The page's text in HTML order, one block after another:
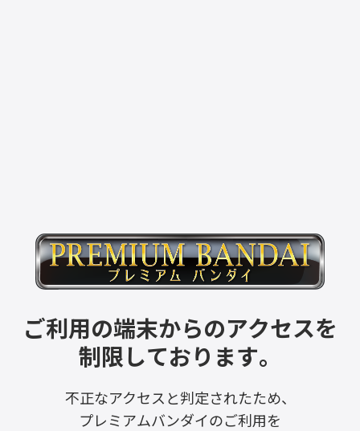
ご利用の端末からのアクセスを
制限しております。
不正なアクセスと判定されたため、
プレミアムバンダイのご利用を